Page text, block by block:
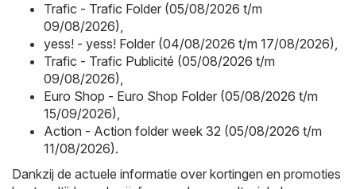
Trafic - Trafic Folder (05/08/2026 t/m
09/08/2026),
yess! - yess! Folder (04/08/2026 t/m 17/08/2026),
Trafic - Trafic Publicité (05/08/2026 t/m
09/08/2026),
Euro Shop - Euro Shop Folder (05/08/2026 t/m
15/09/2026),
Action - Action folder week 32 (05/08/2026 t/m
11/08/2026).
Dankzij de actuele informatie over kortingen en promoties